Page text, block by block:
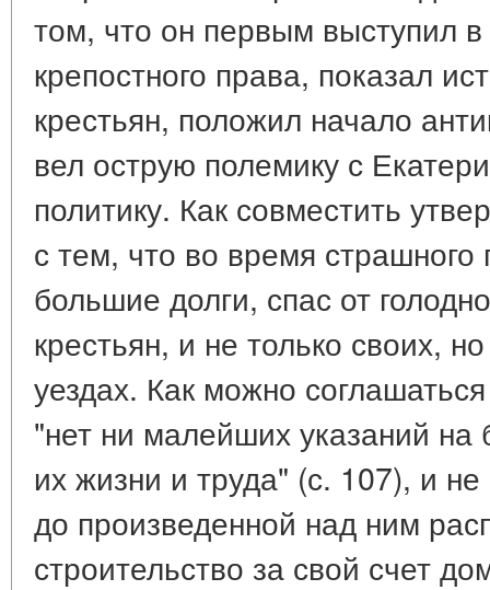
том, что он первым выступил в
крепостного права, показал
крестьян, положил начало
вел острую полемику с
политику. Как совместить
с тем, что во время
большие долги, спас от
крестьян, и не только своих,
уездах. Как можно
"нет ни малейших указаний на
их жизни и труда" (с. 107), и
до произведенной над ним
строительство за свой счет